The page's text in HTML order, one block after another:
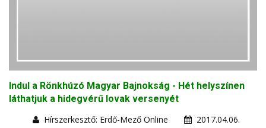
Indul a Rönkhúzó Magyar Bajnokság - Hét helyszínen
láthatjuk a hidegvérű lovak versenyét
Hírszerkesztő: Erdő-Mező Online
2017.04.06.